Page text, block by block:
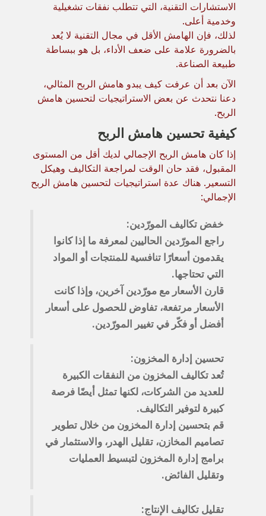
الاستشارات التقنية، التي تتطلب نفقات تشغيلية
وخدمية أعلى.
لذلك، فإن الهامش الأقل في مجال التقنية لا يُعد
بالضرورة علامة على ضعف الأداء، بل هو ببساطة
طبيعة الصناعة.
الآن بعد أن عرفت كيف يبدو هامش الربح المثالي،
دعنا نتحدث عن بعض الاستراتيجيات لتحسين هامش
الربح.
كيفية تحسين هامش الربح
إذا كان هامش الربح الإجمالي لديك أقل من المستوى
المقبول، فقد حان الوقت لمراجعة التكاليف وهيكل
التسعير. هناك عدة استراتيجيات لتحسين هامش الربح
الإجمالي:
خفض تكاليف المورّدين:
راجع المورّدين الحاليين لمعرفة ما إذا كانوا
يقدمون أسعارًا تنافسية للمنتجات أو المواد
التي تحتاجها.
قارن الأسعار مع مورّدين آخرين، وإذا كانت
الأسعار مرتفعة، تفاوض للحصول على أسعار
أفضل أو فكّر في تغيير المورّدين.
تحسين إدارة المخزون:
تُعد تكاليف المخزون من النفقات الكبيرة
للعديد من الشركات، لكنها تمثل أيضًا فرصة
كبيرة لتوفير التكاليف.
قم بتحسين إدارة المخزون من خلال تطوير
تصاميم المخازن، تقليل الهدر، والاستثمار في
برامج إدارة المخزون لتبسيط العمليات
وتقليل الفائض.
تقليل تكاليف الإنتاج: